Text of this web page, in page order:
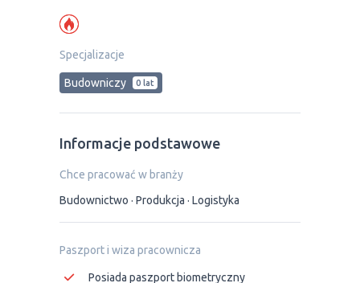
Specjalizacje
Budowniczy 0 lat
Informacje podstawowe
Chce pracować w branży
Budownictwo
Produkcja Logistyka
Paszport i wiza pracownicza
Posiada paszport biometryczny